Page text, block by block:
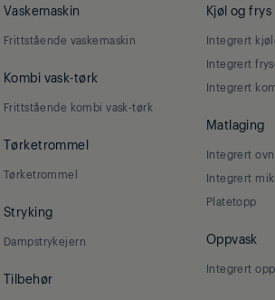
Vaskemaskin
Frittstående vaskemaskin
Kombi vask-tørk
Frittstående kombi vask-tørk
Tørketrommel
Tørketrommel
Stryking
Dampstrykejern
Tilbehør
Kjøl og frys
Integrert
Integrert
Integrert
Matlaging
Integrert ovn
Integrert
Platetopp
Oppvask
Integrert